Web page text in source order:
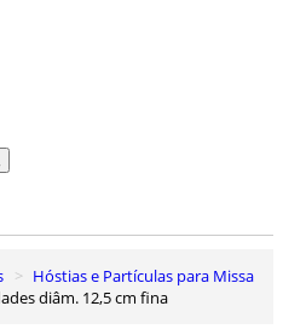
Hóstias e Partículas para Missa
diâm. 12,5 cm fina